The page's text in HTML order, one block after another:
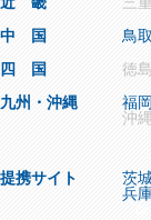
中 国
鳥
四 国
徳
九州・沖縄
福
沖
提携サイト 茨
兵